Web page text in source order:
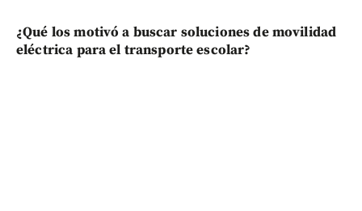
¿Qué los motivó a buscar soluciones de movilidad
eléctrica para el transporte escolar?